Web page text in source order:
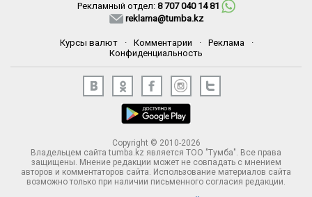
Рекламный отдел: 8 707 040 14 81
reklama@tumba.kz
Курсы валют · Комментарии · Реклама
·
Конфиденциальность
Copyright © 2010-2026
Владельцем сайта tumba.kz является ТОО "Тумба". Все права
защищены. Мнение редакции может не совпадать с мнением
авторов и комментаторов сайта. Использование материалов сайта
возможно только при наличии письменного согласия редакции.